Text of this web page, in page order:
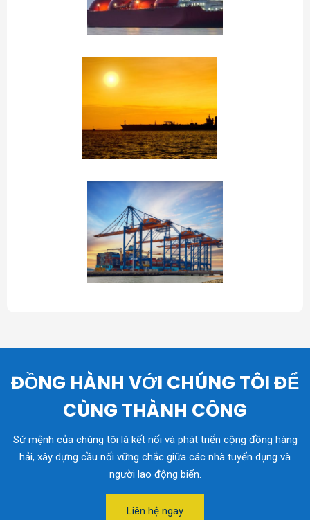
ĐỒNG HÀNH VỚI CHÚNG TÔI ĐỂ
CÙNG THÀNH CÔNG
Sứ mệnh của chúng tôi là kết nối và phát triển cộng đồng hàng
hải, xây dựng cầu nối vững chắc giữa các nhà tuyển dụng và
người lao động biển.
Liên hệ ngay